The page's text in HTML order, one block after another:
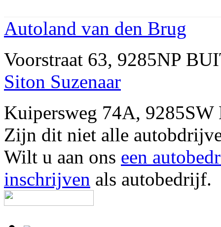
Autoland van den Brug
Voorstraat 63, 9285NP
Siton Suzenaar
Kuipersweg 74A,
Zijn dit niet alle
Wilt u aan ons een
inschrijven als autobedrijf.